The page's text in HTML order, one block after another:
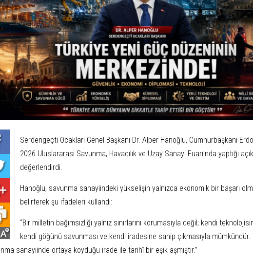
Serdengeçti Ocakları Genel Başkanı Dr. Alper Hanoğlu, Cumhurbaşkanı
2026 Uluslararası Savunma, Havacılık ve Uzay Sanayi Fuarı’nda yaptığı
değerlendirdi.
Hanoğlu, savunma sanayiindeki yükselişin yalnızca ekonomik bir başarı
belirterek şu ifadeleri kullandı:
“Bir milletin bağımsızlığı yalnız sınırlarını korumasıyla değil; kendi
kendi göğünü savunması ve kendi iradesine sahip çıkmasıyla
sanayiinde ortaya koyduğu irade ile tarihî bir eşik aşmıştır.”